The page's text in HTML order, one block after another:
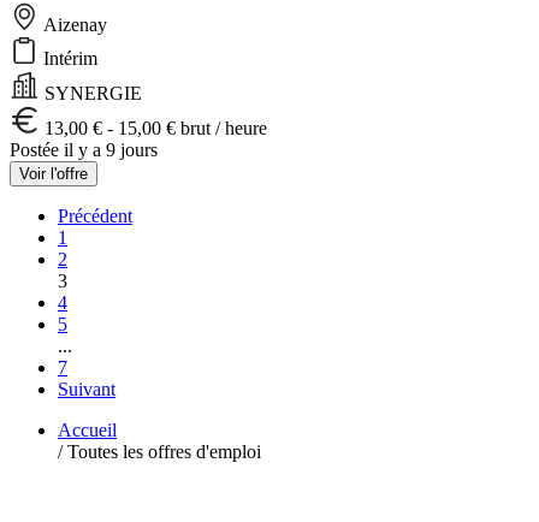
Aizenay
Intérim
SYNERGIE
13,00 € - 15,00 € brut / heure
Postée il y a 9 jours
Voir l'offre
Précédent
1
2
3
4
5
...
7
Suivant
Accueil
/ Toutes les offres d'emploi